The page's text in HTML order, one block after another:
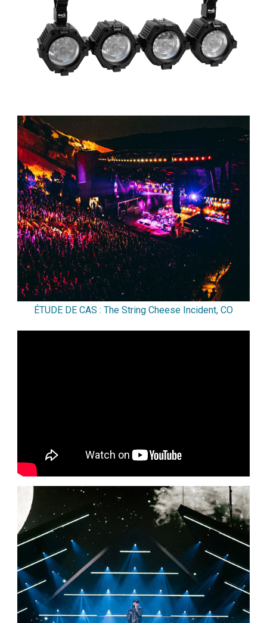
ÉTUDE DE CAS : The String Cheese Incident, CO